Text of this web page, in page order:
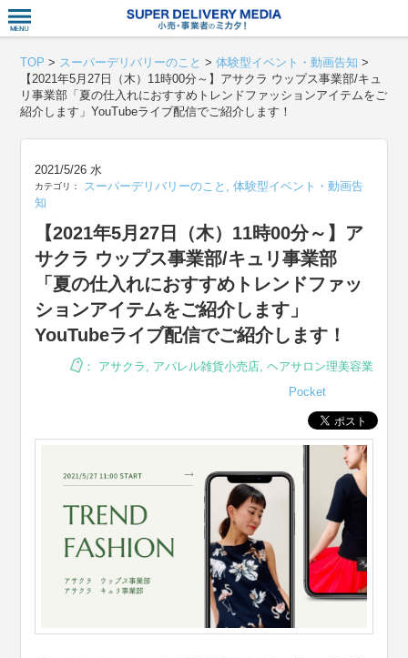
TOP > スーパーデリバリーのこと >体験型イベント・動画告知 >
【2021年5月27日（木）11時00分～】アサクラ ウップス事業部/キュ
リ事業部「夏の仕入れにおすすめトレンドファッションアイテムをご
紹介します」YouTubeライブ配信でご紹介します！
2021/5/26 水
カテゴリ： スーパーデリバリーのこと ,体験型イベント・動画告
知
【2021年5月27日（木）11時00分～】ア
サクラ ウップス事業部/キュリ事業部
「夏の仕入れにおすすめトレンドファッ
ションアイテムをご紹介します」
YouTubeライブ配信でご紹介します！
： アサクラ , アパレル雑貨小売店, ヘアサロン理美容業
Pocket